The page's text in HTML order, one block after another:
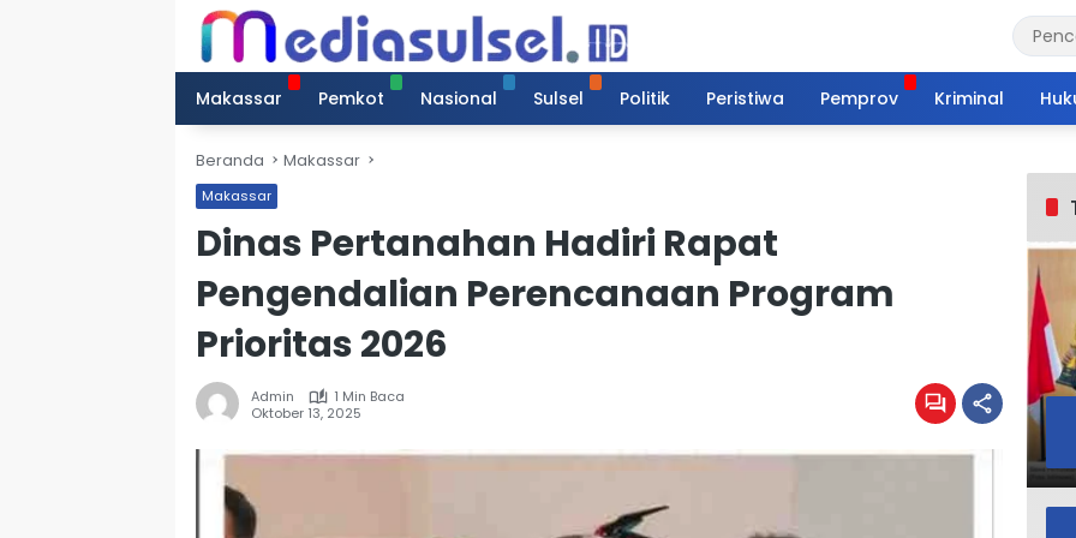
Makassar
Pemkot Nasional Sulsel Politik Peristiwa Pemprov Kriminal
Beranda Makassar
Makassar
Dinas Pertanahan Hadiri Rapat
Pengendalian Perencanaan Program
Prioritas 2026
Admin
1 Min Baca
Oktober 13, 2025